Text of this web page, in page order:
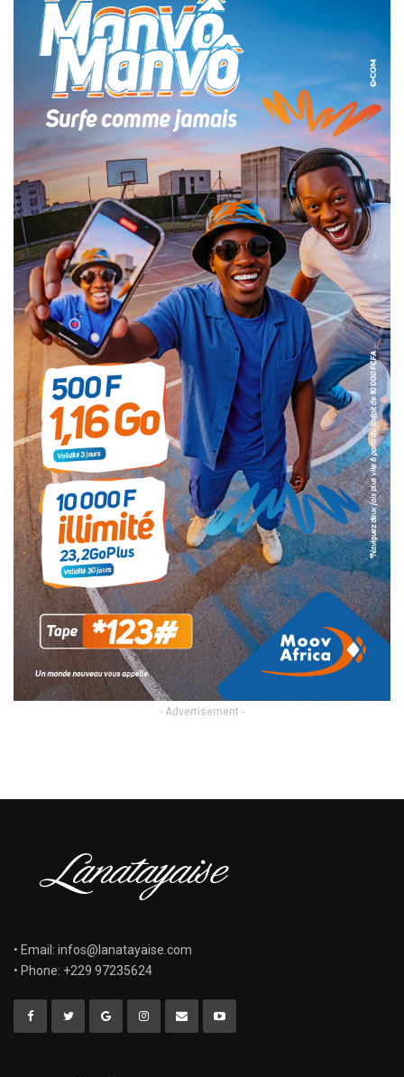
- Advertisement -
• Email: infos@lanatayaise.com
• Phone: +229 97235624